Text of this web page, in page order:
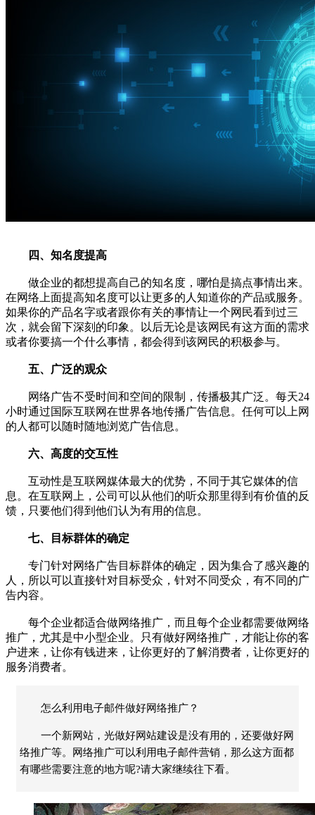
四、知名度提高
做企业的都想提高自己的知名度，哪怕是搞点事情出来。
在网络上面提高知名度可以让更多的人知道你的产品或服务。
如果你的产品名字或者跟你有关的事情让一个网民看到过三
次，就会留下深刻的印象。以后无论是该网民有这方面的需求
或者你要搞一个什么事情，都会得到该网民的积极参与。
五、广泛的观众
网络广告不受时间和空间的限制，传播极其广泛。每天24
小时通过国际互联网在世界各地传播广告信息。任何可以上网
的人都可以随时随地浏览广告信息。
六、高度的交互性
互动性是互联网媒体最大的优势，不同于其它媒体的信
息。在互联网上，公司可以从他们的听众那里得到有价值的反
馈，只要他们得到他们认为有用的信息。
七、目标群体的确定
专门针对网络广告目标群体的确定，因为集合了感兴趣的
人，所以可以直接针对目标受众，针对不同受众，有不同的广
告内容。
每个企业都适合做网络推广，而且每个企业都需要做网络
推广，尤其是中小型企业。只有做好网络推广，才能让你的客
户进来，让你有钱进来，让你更好的了解消费者，让你更好的
服务消费者。
怎么利用电子邮件做好网络推广？
一个新网站，光做好网站建设是没有用的，还要做好网
络推广等。网络推广可以利用电子邮件营销，那么这方面都
有哪些需要注意的地方呢?请大家继续往下看。